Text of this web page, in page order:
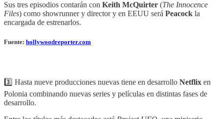
Sus tres episodios contarán con Keith McQuirter (The Innocence
Files) como showrunner y director y en EEUU será Peacock la
encargada de estrenarlos.
Fuente: hollywoodreporter.com
3️⃣ Hasta nueve producciones nuevas tiene en desarrollo Netflix en
Polonia combinando nuevas series y películas en distintas fases de
desarrollo.